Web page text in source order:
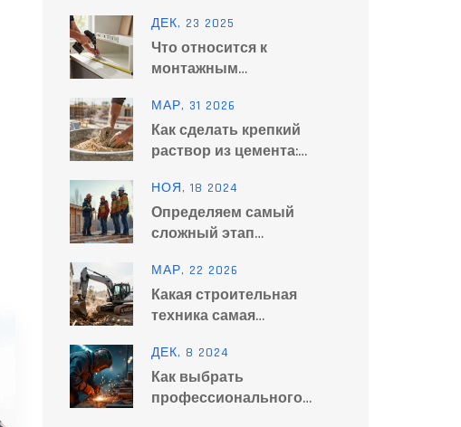
ДЕК, 23 2025
Что относится к
монтажным
список с примерами
МАР, 31 2026
Как сделать крепкий
раствор из цемента:
для фундамента
НОЯ, 18 2024
Определяем самый
сложный этап
МАР, 22 2026
Какая строительная
техника самая
году?
ДЕК, 8 2024
Как выбрать
профессионального